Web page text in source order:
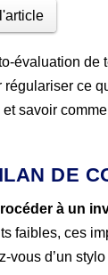
évaluation de
ce
savoir
DE
à un
faibles, ces
d’un